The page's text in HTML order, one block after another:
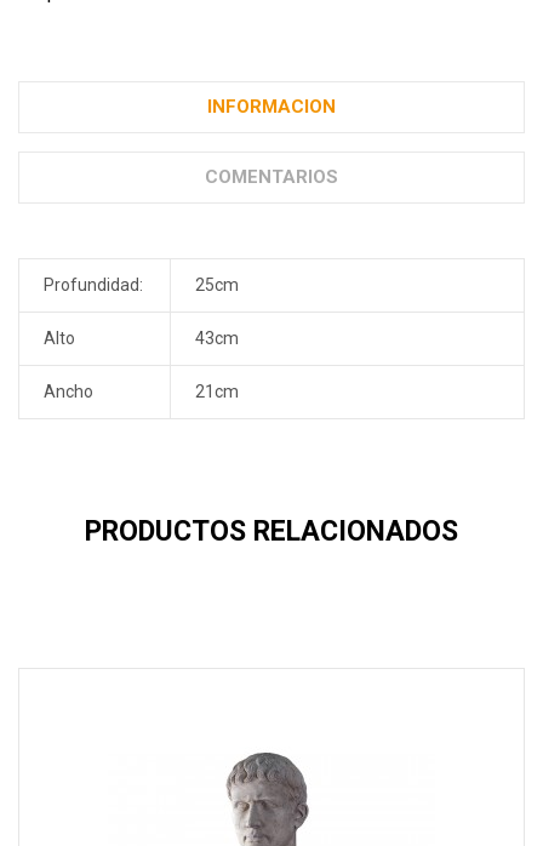
INFORMACION
COMENTARIOS
Profundidad: 25cm
Alto 43cm
Ancho 21cm
PRODUCTOS RELACIONADOS